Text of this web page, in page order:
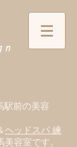
駅前の美容
ヘッドスパ 練
容室です。